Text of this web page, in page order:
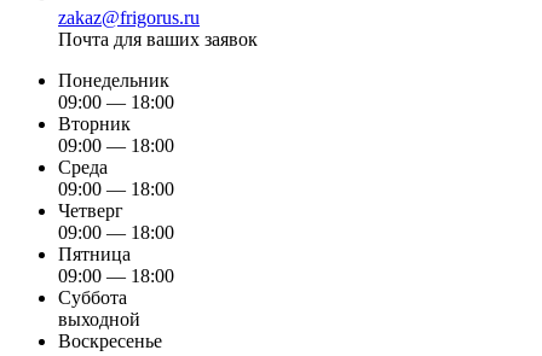
zakaz@frigorus.ru
Почта для ваших заявок
Понедельник
09:00 — 18:00
Вторник
09:00 — 18:00
Среда
09:00 — 18:00
Четверг
09:00 — 18:00
Пятница
09:00 — 18:00
Суббота
выходной
Воскресенье